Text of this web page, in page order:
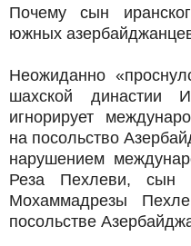
Почему сын
южных
Неожиданно
шахской династии
игнорирует
на посольство
нарушением
Реза Пехлеви, сын
Мохаммадрезы
посольстве